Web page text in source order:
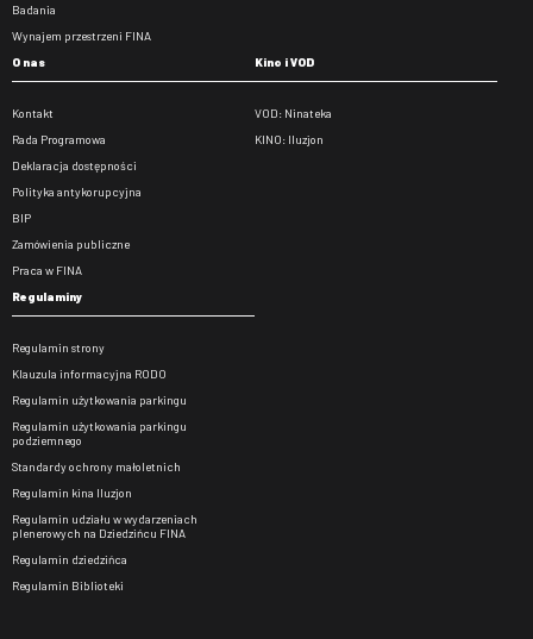
Badania
Wynajem przestrzeni FINA
O nas
Kontakt
Rada Programowa
Deklaracja dostępności
Polityka antykorupcyjna
BIP
Zamówienia publiczne
Praca w FINA
Kino i VOD
VOD: Ninateka
KINO: Iluzjon
Regulaminy
Regulamin strony
Klauzula informacyjna RODO
Regulamin użytkowania parkingu
Regulamin użytkowania parkingu
podziemnego
Standardy ochrony małoletnich
Regulamin kina Iluzjon
Regulamin udziału w wydarzeniach
plenerowych na Dziedzińcu FINA
Regulamin dziedzińca
Regulamin Biblioteki